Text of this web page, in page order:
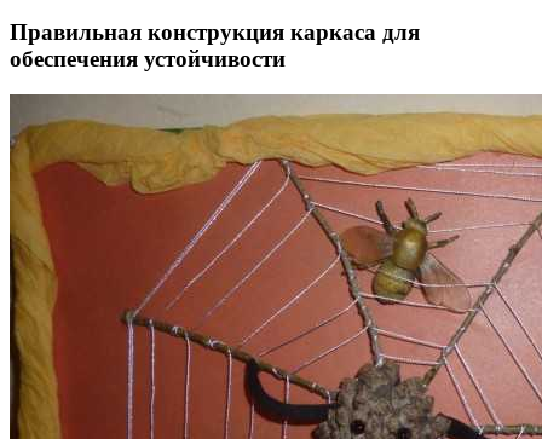
Правильная конструкция каркаса для
обеспечения устойчивости